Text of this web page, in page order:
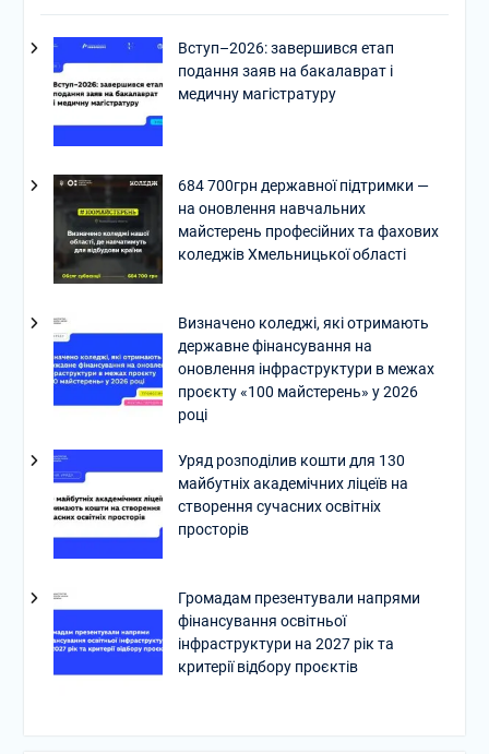
Вступ–2026: завершився етап
подання заяв на бакалаврат і
медичну магістратуру
684 700грн державної підтримки —
на оновлення навчальних
майстерень професійних та фахових
коледжів Хмельницької області
Визначено коледжі, які отримають
державне фінансування на
оновлення інфраструктури в межах
проєкту «100 майстерень» у 2026
році
Уряд розподілив кошти для 130
майбутніх академічних ліцеїв на
створення сучасних освітніх
просторів
Громадам презентували напрями
фінансування освітньої
інфраструктури на 2027 рік та
критерії відбору проєктів